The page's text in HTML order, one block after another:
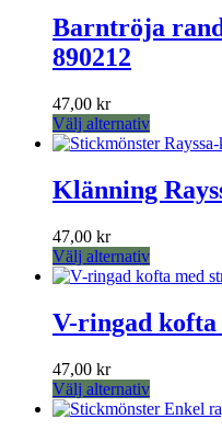
Barntröja
890212
47,00 kr
Välj alternativDen
här
har
flera
olika
väljas
på
Klänning
47,00 kr
Välj alternativDen
här
har
flera
olika
V-ringad
47,00 kr
Välj alternativDen
här